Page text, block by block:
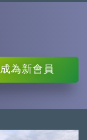
成為新會員